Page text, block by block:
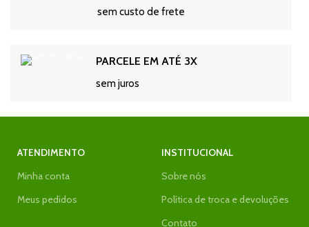
sem custo de frete
PARCELE EM ATÉ 3X
sem juros
ATENDIMENTO
Minha conta
Meus pedidos
INSTITUCIONAL
Sobre nós
Política de troca e devoluções
Contato